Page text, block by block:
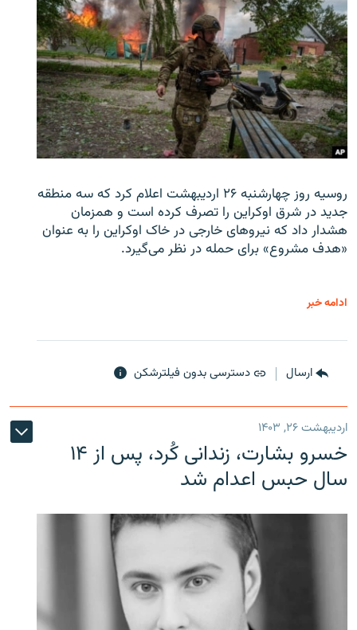
روسیه روز چهارشنبه ۲۶ اردیبهشت اعلام کرد که سه منطقه
جدید در شرق اوکراین را تصرف کرده است و همزمان
هشدار داد که نیروهای خارجی در خاک اوکراین را به عنوان
«هدف مشروع» برای حمله در نظر می‌گیرد.
ادامه خبر
ارسال دسترسی بدون فیلترشکن
اردیبهشت ۲۶, ۱۴۰۳
خسرو بشارت، زندانی کُرد، پس از ۱۴
سال حبس اعدام شد